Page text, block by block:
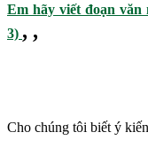
Em hãy viết đoạn văn
3) , ,
Cho chúng tôi biết ý